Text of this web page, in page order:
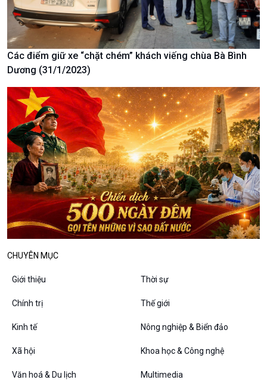
Podcast
Góc nhìn VOV1
Bình luận
Câu chuyện thời sự
Dòng chảy sự kiện
Đối thoại
Diễn đàn chủ nhật
Chuyện đêm
VOV1 đặc biệt
Thanh âm ký sự
Chân dung cuộc sống
Các điểm giữ xe “chặt chém” khách viếng chùa Bà Bình
Dương (31/1/2023)
CHUYÊN MỤC
Giới thiệu Thời sự
Chính trị Thế giới
Kinh tế Nông nghiệp & Biển đảo
Xã hội Khoa học & Công nghệ
Văn hoá & Du lịch Multimedia